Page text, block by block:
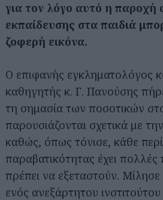
για τον λόγο αυτό η παροχή
εκπαίδευσης στα παιδιά
ζοφερή εικόνα.
Ο επιφανής εγκληματολόγος
καθηγητής κ. Γ. Πανούσης
τη σημασία των ποσοτικών
παρουσιάζονται σχετικά με
καθώς, όπως τόνισε, κάθε
παραβατικότητας έχει
πρέπει να εξεταστούν.
ενός ανεξάρτητου